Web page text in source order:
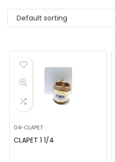
Default sorting
04-CLAPET
CLAPET 1 1/4